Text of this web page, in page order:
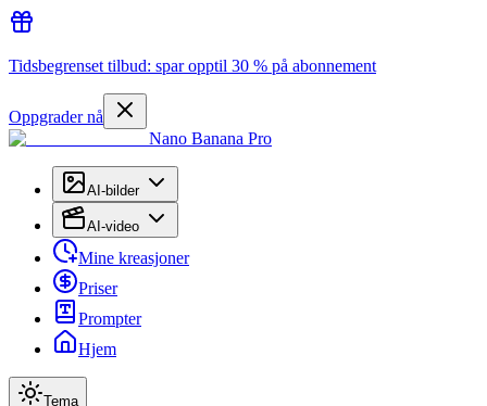
Tidsbegrenset tilbud: spar opptil 30 % på abonnement
Oppgrader nå
Nano Banana Pro
AI-bilder
AI-video
Mine kreasjoner
Priser
Prompter
Hjem
Tema